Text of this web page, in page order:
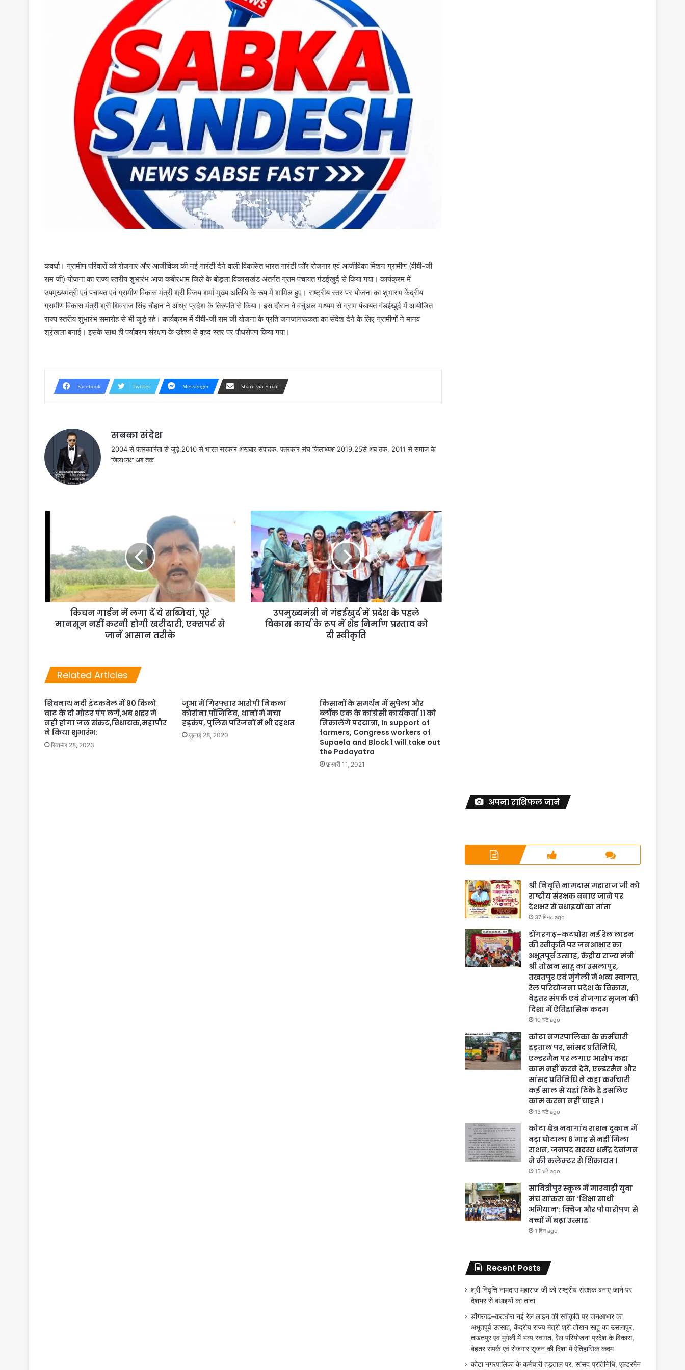
कवर्धा। ग्रामीण परिवारों को रोजगार और आजीविका की नई गारंटी देने वाली विकसित भारत गारंटी फॉर रोजगार एवं आजीविका मिशन ग्रामीण (वीबी-जी
राम जी) योजना का राज्य स्तरीय शुभारंभ आज कबीरधाम जिले के बोड़ला विकासखंड अंतर्गत ग्राम पंचायत गंडईखुर्द से किया गया। कार्यक्रम में
उपमुख्यमंत्री एवं पंचायत एवं ग्रामीण विकास मंत्री श्री विजय शर्मा मुख्य अतिथि के रूप में शामिल हुए। राष्ट्रीय स्तर पर योजना का शुभारंभ केंद्रीय
ग्रामीण विकास मंत्री श्री शिवराज सिंह चौहान ने आंध्र प्रदेश के तिरुपति से किया। इस दौरान वे वर्चुअल माध्यम से ग्राम पंचायत गंडईखुर्द में आयोजित
राज्य स्तरीय शुभारंभ समारोह से भी जुड़े रहे। कार्यक्रम में वीबी-जी राम जी योजना के प्रति जनजागरूकता का संदेश देने के लिए ग्रामीणों ने मानव
श्रृंखला बनाई। इसके साथ ही पर्यावरण संरक्षण के उद्देश्य से वृहद स्तर पर पौधरोपण किया गया।
Facebook Twitter Messenger Share via Email
सबका संदेश
2004 से पत्रकारिता से जुड़े,2010 से भारत सरकार अखबार संपादक, पत्रकार संघ जिलाध्यक्ष 2019,25से अब तक, 2011 से समाज के
जिलाध्यक्ष अब तक
किचन गार्डन में लगा दें ये सब्जियां, पूरे
मानसून नहीं करनी होगी खरीदारी, एक्सपर्ट से
जानें आसान तरीके
उपमुख्यमंत्री ने गंडईखुर्द में प्रदेश के पहले
विकास कार्य के रूप में शेड निर्माण प्रस्ताव को
दी स्वीकृति
Related Articles
शिवनाथ नदी इंटकवेल में 90 किलो
वाट के दो मोटर पंप लगें,अब शहर में
नही होगा जल संकट,विधायक,महापौर
ने किया शुभारंभ:
सितम्बर 28, 2023
जुआ में गिरफ्तार आरोपी निकला
कोरोना पॉजिटिव, थानों में मचा
हड़कंप, पुलिस परिजनों में भी दहशत
जुलाई 28, 2020
किसानों के समर्थन में सुपेला और
ब्लॉक एक के कांग्रेसी कार्यकर्ता 11 को
निकालेंगे पदयात्रा, In support of
farmers, Congress workers of
Supaela and Block 1 will take out
the Padayatra
फ़रवरी 11, 2021
अपना राशिफल जाने
श्री निवृत्ति नामदास महाराज जी को
राष्ट्रीय संरक्षक बनाए जाने पर
देशभर से बधाइयों का तांता
37 मिनट ago
डोंगरगढ़–कटघोरा नई रेल लाइन
की स्वीकृति पर जनआभार का
अभूतपूर्व उत्साह, केंद्रीय राज्य मंत्री
श्री तोखन साहू का उसलापुर,
तखतपुर एवं मुंगेली में भव्य स्वागत,
रेल परियोजना प्रदेश के विकास,
बेहतर संपर्क एवं रोजगार सृजन की
दिशा में ऐतिहासिक कदम
10 घंटे ago
कोटा नगरपालिका के कर्मचारी
हड़ताल पर, सांसद प्रतिनिधि,
एल्डरमैन पर लगाए आरोप कहा
काम नहीं करने देते, एल्डरमैन और
सांसद प्रतिनिधि ने कहा कर्मचारी
कई साल से यहां टिके है इसलिए
काम करना नहीं चाहते ।
13 घंटे ago
कोटा क्षेत्र नवागांव राशन दुकान में
बड़ा घोटाला 6 माह से नहीं मिला
राशन, जनपद सदस्य धर्मेंद्र देवांगन
ने की कलेक्टर से शिकायत ।
15 घंटे ago
सावित्रीपुर स्कूल में मारवाड़ी युवा
मंच सांकरा का ‘शिक्षा साथी
अभियान’: क्विज और पौधारोपण से
बच्चों में बढ़ा उत्साह
1 दिन ago
Recent Posts
श्री निवृत्ति नामदास महाराज जी को राष्ट्रीय संरक्षक बनाए जाने पर
देशभर से बधाइयों का तांता
डोंगरगढ़–कटघोरा नई रेल लाइन की स्वीकृति पर जनआभार का
अभूतपूर्व उत्साह, केंद्रीय राज्य मंत्री श्री तोखन साहू का उसलापुर,
तखतपुर एवं मुंगेली में भव्य स्वागत, रेल परियोजना प्रदेश के विकास,
बेहतर संपर्क एवं रोजगार सृजन की दिशा में ऐतिहासिक कदम
कोटा नगरपालिका के कर्मचारी हड़ताल पर, सांसद प्रतिनिधि, एल्डरमैन